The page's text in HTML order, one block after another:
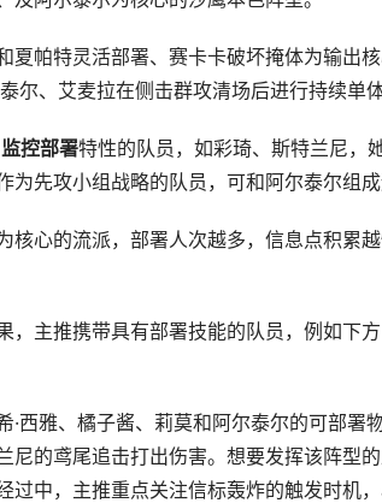
帕特灵活部署、赛卡卡破坏掩体为输出
尔、艾麦拉在侧击群攻清场后进行持续单体
监控部署特性的队员，如彩琦、斯特兰尼，
为先攻小组战略的队员，可和阿尔泰尔组成
心的流派，部署人次越多，信息点积累
主推携带具有部署技能的队员，例如下方
雅、橘子酱、莉莫和阿尔泰尔的可部署
尼的鸢尾追击打出伤害。想要发挥该阵型
过中，主推重点关注信标轰炸的触发时机